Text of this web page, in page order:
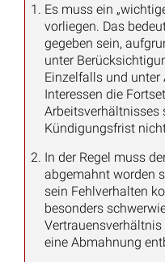
Es muss ein
vorliegen. Das
gegeben sein,
unter
Einzelfalls und unter
Interessen die
Arbeitsverhältnisses
Kündigungsfrist
In der Regel muss
abgemahnt worden
sein Fehlverhalten
besonders
eine Abmahnung